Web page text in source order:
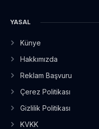
YASAL
Künye
Hakkımızda
Reklam Başvuru
Çerez Politikası
Gizlilik Politikası
KVKK